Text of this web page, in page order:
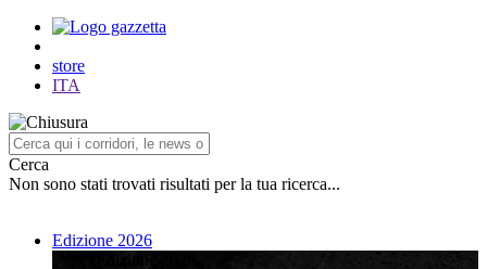
store
ITA
Cerca
Non sono stati trovati risultati per la tua ricerca...
Edizione 2026